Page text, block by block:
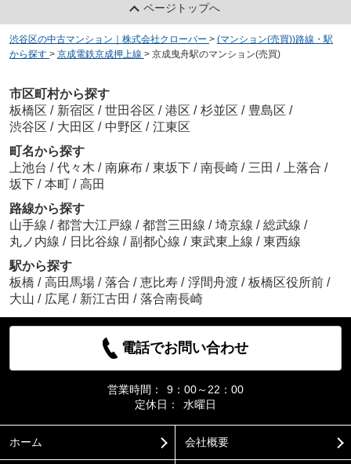
ページトップへ
渋谷区の中古マンション｜株式会社クローバー > (マンション(売買))路線・駅
から探す > 京成電鉄京成押上線 > 京成曳舟駅のマンション(売買)
市区町村から探す
板橋区 / 新宿区 / 世田谷区 / 港区 / 杉並区 / 豊島区 /
渋谷区 / 大田区 / 中野区 / 江東区
町名から探す
上池台 / 代々木 / 南麻布 / 東坂下 / 南長崎 / 三田 / 上落合 /
坂下 / 本町 / 高田
路線から探す
山手線 / 都営大江戸線 / 都営三田線 / 埼京線 / 総武線 /
丸ノ内線 / 日比谷線 / 副都心線 / 東武東上線 / 東西線
駅から探す
板橋 / 高田馬場 / 落合 / 恵比寿 / 浮間舟渡 / 板橋区役所前 /
大山 / 広尾 / 新江古田 / 落合南長崎
電話でお問い合わせ
営業時間：
9：00～22：00
定休日：
水曜日
ホーム 会社概要